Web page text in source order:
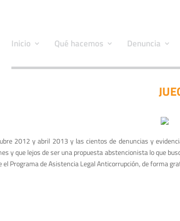
Inicio Qué hacemos Denuncia
2012 y abril 2013 y las cientos de denuncias y
y que lejos de ser una propuesta abstencionista lo que
Programa de Asistencia Legal Anticorrupción, de forma